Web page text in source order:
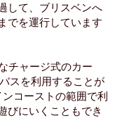
して、ブリスベンへ
でを運行しています
チャージ式のカー
スを利用することが
コーストの範囲で利
びにいくこともでき